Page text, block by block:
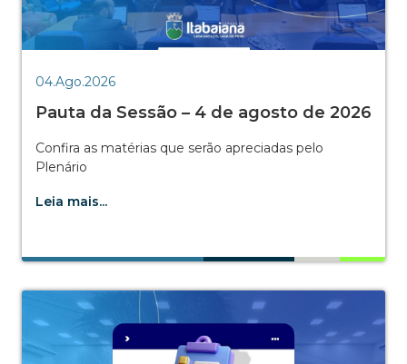
04.Ago.2026
Pauta da Sessão – 4 de agosto de 2026
Confira as matérias que serão apreciadas pelo
Plenário
Leia mais...